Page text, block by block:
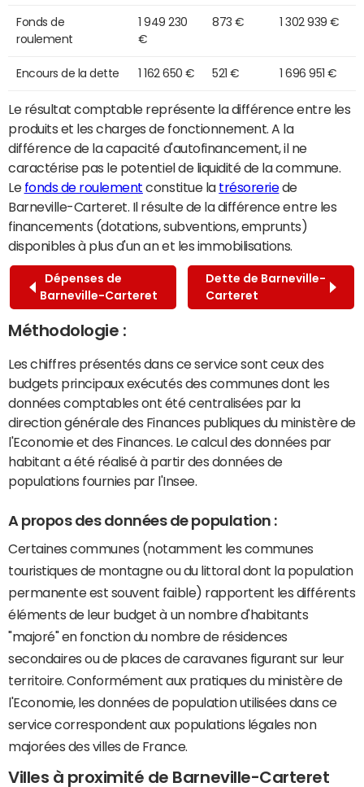
Fonds de
roulement
1 949 230
€
873 € 1 302 939 €
Encours de la dette 1 162 650 € 521 € 1 696 951 €
Le résultat comptable représente la différence entre les
produits et les charges de fonctionnement. A la
différence de la capacité d'autofinancement, il ne
caractérise pas le potentiel de liquidité de la commune.
Le fonds de roulement constitue la trésoreriede
Barneville-Carteret. Il résulte de la différence entre les
financements (dotations, subventions, emprunts)
disponibles à plus d'un an et les immobilisations.
Dépenses de
Barneville-Carteret
Dette de Barneville-
Carteret
Méthodologie :
Les chiffres présentés dans ce service sont ceux des
budgets principaux exécutés des communes dont les
données comptables ont été centralisées par la
direction générale des Finances publiques du ministère de
l'Economie et des Finances. Le calcul des données par
habitant a été réalisé à partir des données de
populations fournies par l'Insee.
A propos des données de population :
Certaines communes (notamment les communes
touristiques de montagne ou du littoral dont la population
permanente est souvent faible) rapportent les différents
éléments de leur budget à un nombre d'habitants
"majoré" en fonction du nombre de résidences
secondaires ou de places de caravanes figurant sur leur
territoire. Conformément aux pratiques du ministère de
l'Economie, les données de population utilisées dans ce
service correspondent aux populations légales non
majorées des villes de France.
Villes à proximité de Barneville-Carteret